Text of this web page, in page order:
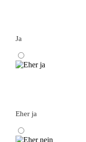
Ja
Eher ja